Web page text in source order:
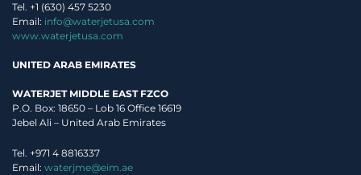
Tel. +1 (630) 457 5230
Email: info@waterjetusa.com
www.waterjetusa.com
UNITED ARAB EMIRATES
WATERJET MIDDLE EAST FZCO
P.O. Box: 18650 – Lob 16 Office 16619
Jebel Ali – United Arab Emirates
Tel. +971 4 8816337
Email: waterjme@eim.ae